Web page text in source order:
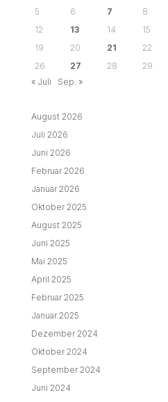
5
6 7 8
12
13 14 15
19
20 21 22
26
27 28 29
« Juli
Sep. »
August 2026
Juli 2026
Juni 2026
Februar 2026
Januar 2026
Oktober 2025
August 2025
Juni 2025
Mai 2025
April 2025
Februar 2025
Januar 2025
Dezember 2024
Oktober 2024
September 2024
Juni 2024